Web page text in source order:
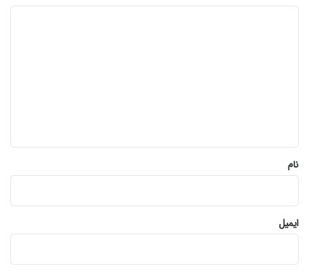
نام
ایمیل